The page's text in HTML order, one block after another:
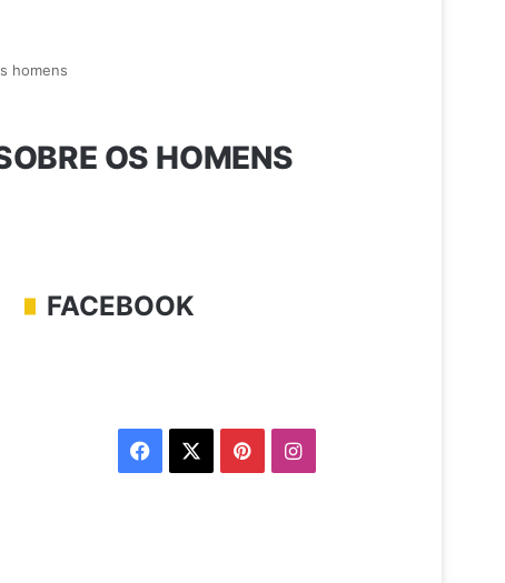
homens
OS HOMENS
FACEBOOK
Facebook PinterestInstagram